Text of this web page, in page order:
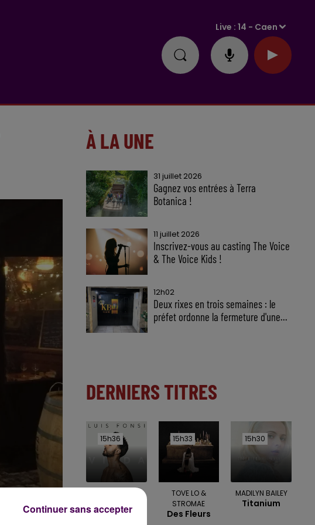
Live :14 - Caen
À LA UNE
31 juillet 2026
Gagnez vos entrées à Terra
Botanica !
11 juillet 2026
Inscrivez-vous au casting The Voice
& The Voice Kids !
12h02
Deux rixes en trois semaines : le
préfet ordonne la fermeture d'une...
DERNIERS TITRES
15h36
15h36 15h33
15h33
TOVE LO &
STROMAE
Des Fleurs
15h30
15h30
MADILYN BAILEY
Titanium
Continuer sans accepter